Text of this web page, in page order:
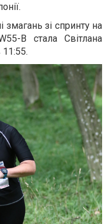
змагань зі спринту на
B стала Світлана